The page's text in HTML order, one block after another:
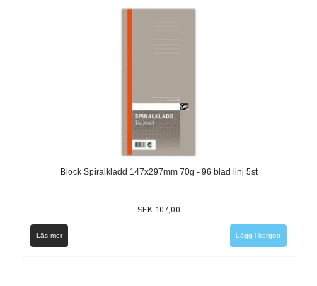
Block Spiralkladd 147x297mm 70g - 96 blad linj 5st
SEK 107,00
Läs mer